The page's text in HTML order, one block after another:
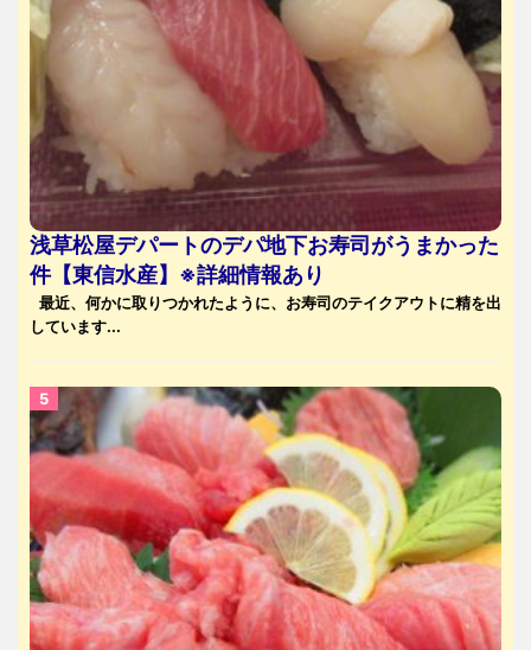
浅草松屋デパートのデパ地下お寿司がうまかった
件【東信水産】※詳細情報あり
最近、何かに取りつかれたように、お寿司のテイクアウトに精を出
しています...